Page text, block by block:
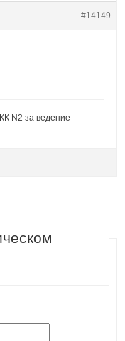
#14149
N2 за ведение